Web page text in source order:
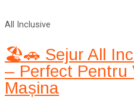
All Inclusive
🏖️🚗 Sejur All
– Perfect Pentru
Mașina